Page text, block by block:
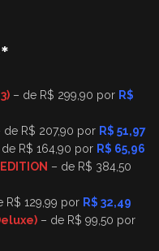
– de R$ 299,90 por R$
de R$ 207,90 por R$ 51,97
de R$ 164,90 por R$ 65,96
– de R$ 384,50
R$ 129,99 por R$ 32,49
– de R$ 99,50 por